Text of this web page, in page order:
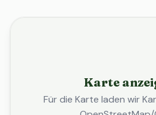
Karte
Für die Karte laden wir